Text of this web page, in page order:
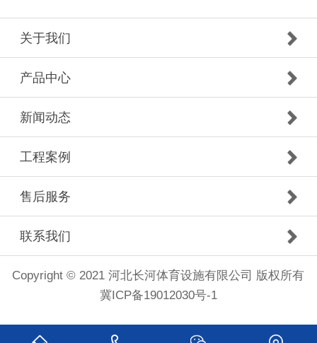
关于我们
产品中心
新闻动态
工程案例
售后服务
联系我们
Copyright © 2021 河北长河体育设施有限公司 版权所有
冀ICP备19012030号-1